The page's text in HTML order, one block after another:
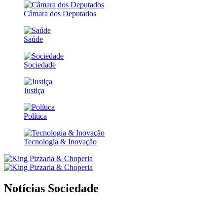
Câmara dos Deputados
Saúde
Sociedade
Justiça
Política
Tecnologia & Inovação
Notícias Sociedade